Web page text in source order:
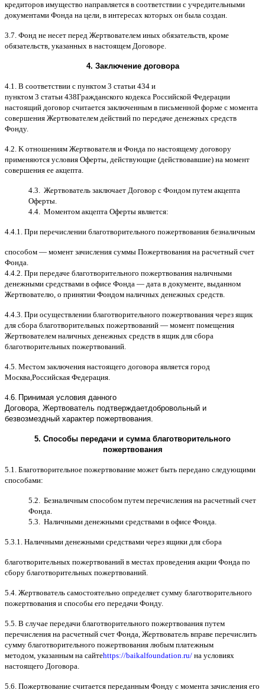
кредиторов имущество направляется в соответствии с учредительными
документами Фонда на цели в интересах которых он была создан
3.7. Фонд не несет перед Жертвователем иных обязательств кроме
обязательств указанных в настоящем Договоре
4. Заключение договора
4.1. B соответствии с пунктом 3 статьи 434 и
пунктом 3 статьи 438Гражданского кодекса Российской Федерации
настоящий договор считается заключенным в письменной форме c момента
совершения Жертвователем действий по передаче денежных средств
Фонду.
4.2. K отношениям Жертвователя и Фонда по настоящему договору
применяются условия Оферты действующие (действовавшие) на момент
совершения ее акцепта
4.3. Жертвователь заключает Договор c Фондом путем акцепта
Оферты
4.4. Моментом акцепта Оферты является:
4.4.1. При перечислении благотворительного пожертвования безналичным
способом — момент зачисления суммы Пожертвования на расчетный счет
Фонда
4.4.2. При передаче благотворительного пожертвования наличными
денежными средствами в офисе Фонда — дата в документе выданном
Жертвователю o принятии Фондом наличных денежных средств
4.4.3. При осуществлении благотворительного пожертвования через ящик
для сбора благотворительных пожертвований — момент помещения
Жертвователем наличных денежных средств в ящик для сбора
благотворительных пожертвований
4.5. Местом заключения настоящего договора является город
Москва Российская Федерация
4. 6 Принимая условия данного
Договора, Жертвователь подтверждаетдобровольный и
безвозмездный характер пожертвования
5. Способы передачи и сумма благотворительного
пожертвования
5.1. Благотворительное пожертвование может быть передано следующими
способами:
5.2. Безналичным способом путем перечисления на расчетный счет
Фонда
5.3. Наличными денежными средствами в офисе Фонда
5.3.1. Наличными денежными средствами через ящики для сбора
благотворительных пожертвований в местах проведения акции Фонда по
сбору благотворительных пожертвований
5.4. Жертвователь самостоятельно определяет сумму благотворительного
пожертвования и способы его передачи Фонду.
5.5. B случае передачи благотворительного пожертвования путем
перечисления на расчетный счет Фонда Жертвователь вправе перечислить
сумму благотворительного пожертвования любым платежным
методом указанным на сайтеhttps://baikalfoundation.ru/ на условиях
настоящего Договора
5.6. Пожертвование считается переданным Фонду с момента зачисления его